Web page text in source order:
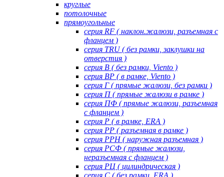
круглые
потолочные
прямоугольные
серия RF ( наклон.жалюзи, разъемная с
фланцем )
серия TRU ( без рамки, заклушки на
отверстия )
серия В ( без рамки, Viento )
серия ВР ( в рамке, Viento )
серия Г ( прямые жалюзи, без рамки )
серия П ( прямые жалюзи в рамке )
серия ПФ ( прямые жалюзи, разъемная
с фланцем )
серия Р ( в рамке, ERA )
серия РР ( разъемная в рамке )
серия РРН ( наружная разъемная )
серия РСФ ( прямые жалюзи,
неразъемная с фланцем )
серия РЦ ( цилиндрическая )
серия С ( без рамки, ERA )